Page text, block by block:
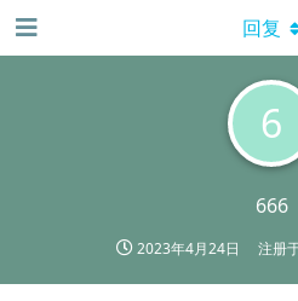
6
666
2023年4月24日 注册
回复